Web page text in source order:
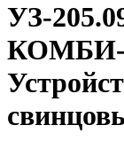
УЗ-
КОМБИ-